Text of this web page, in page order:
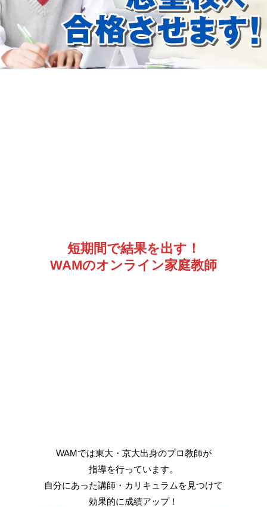
短期間で結果を出す！
WAMのオンライン家庭教師
WAMでは東大・京大出身のプロ教師が
指導を行っています。
自分にあった講師・カリキュラムを見つけて
効果的に成績アップ！